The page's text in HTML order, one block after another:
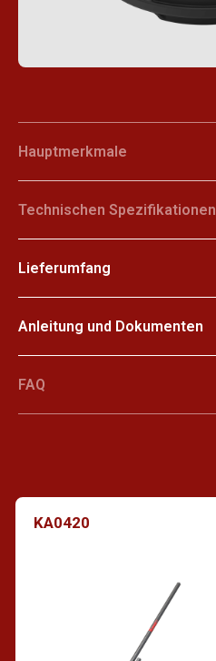
Hauptmerkmale
Technischen Spezifikationen
Lieferumfang
Anleitung und Dokumenten
FAQ
KA0420